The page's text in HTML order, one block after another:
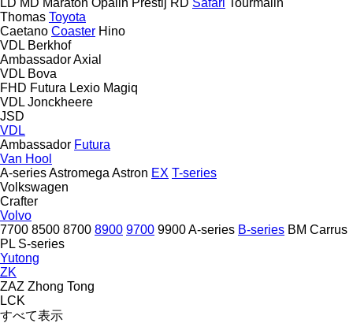
Thomas Toyota
Caetano Coaster Hino
VDL Berkhof
AmbassadorAxial
VDL Bova
FHD Futura Lexio Magiq
VDL Jonckheere
JSD
VDL
Ambassador Futura
Van Hool
A-seriesAstromega Astron EX T-series
Volkswagen
Crafter
Volvo
7700 8500 8700 8900 9700 9900A-series B-series BM Carrus
PL S-series
Yutong
ZK
ZAZ Zhong Tong
LCK
すべて表示